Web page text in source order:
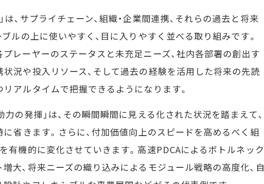
は、サプライチェーン、組織・企業間連携、それらの過去と将来
ルの上に使いやすく、目に入りやすく並べる取り組みです。
レーヤーのステータスと未充足ニーズ、社内各部署の創出す
況や投入リソース、そして過去の経験を活用した将来の先読
アルタイムで把握できるようになります。
力の発揮」は、その瞬間瞬間に見える化された状況を踏まえて、
に省きます。さらに、付加価値向上のスピードを高めるべく組
有機的に変化させていきます。高速PDCAによるボトルネック
大、将来ニーズの織り込みによるモジュール戦略の高度化、自